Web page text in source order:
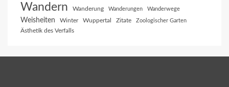
Wandern Wanderung Wanderungen Wanderwege
Weisheiten Winter Wuppertal Zitate Zoologischer Garten
Ästhetik des Verfalls